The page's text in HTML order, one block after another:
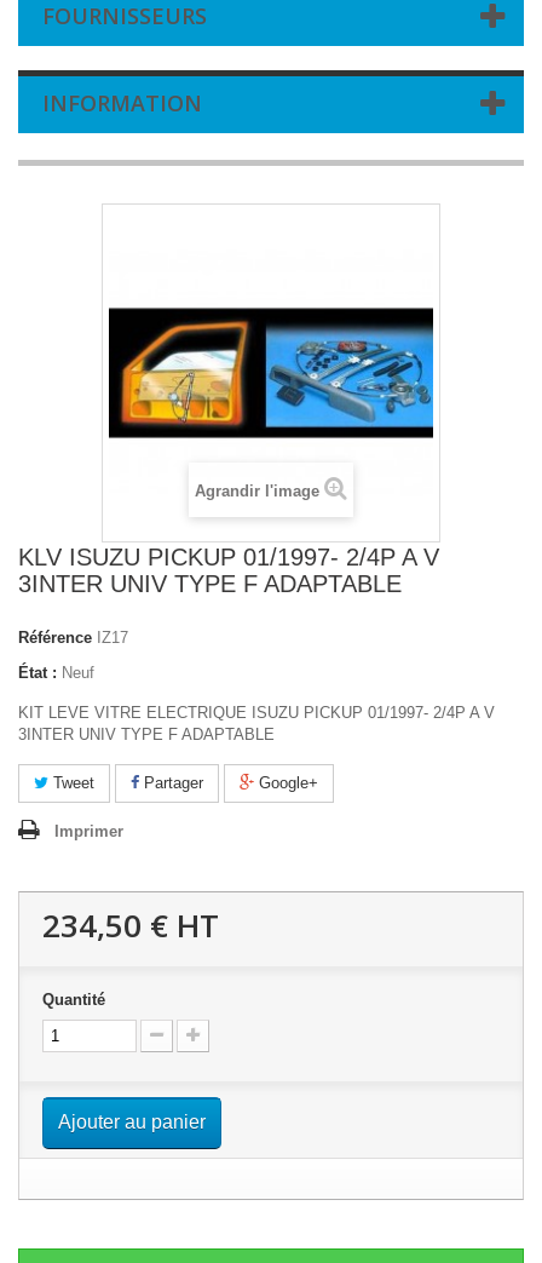
FOURNISSEURS
INFORMATION
Agrandir l'image
KLV ISUZU PICKUP 01/1997- 2/4P A V
3INTER UNIV TYPE F ADAPTABLE
Référence IZ17
État : Neuf
KIT LEVE VITRE ELECTRIQUE ISUZU PICKUP 01/1997- 2/4P A V
3INTER UNIV TYPE F ADAPTABLE
Tweet Partager Google+
Imprimer
234,50 € HT
Quantité
Ajouter au panier